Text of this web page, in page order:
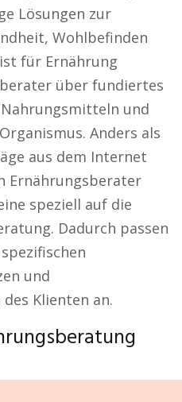
Lösungen zur
Wohlbefinden
für Ernährung
über fundiertes
und
Anders als
aus dem Internet
Ernährungsberater
speziell auf die
Dadurch passen
und
Klienten an.